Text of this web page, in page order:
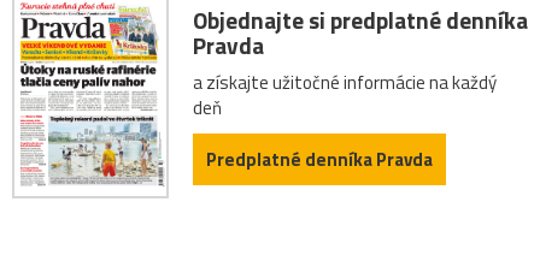
Objednajte si predplatné denníka
Pravda
a získajte užitočné informácie na každý
deň
Predplatné denníka Pravda